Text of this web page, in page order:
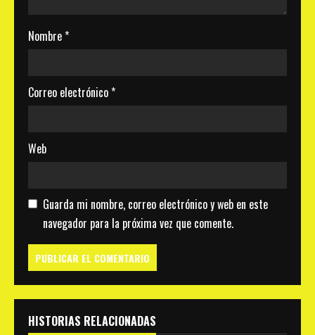
Nombre*
Correo electrónico*
Web
Guarda mi nombre, correo electrónico y web en este
navegador para la próxima vez que comente.
HISTORIAS RELACIONADAS